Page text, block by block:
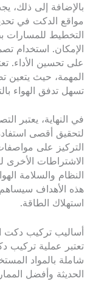
بالإضافة إلى ذلك،
مواقع الدكت في
التخطيط للمسارات
الإمكان. استخدام
على تحسين الأداء.
المهمة، حيث يتعين
تسهل تدفق الهواء
في النهاية، يعتبر
لتحقيق أقصى
التركيز على
الاشتراطات الأخرى
النظام والسلامة
هذه الأهداف
استهلاك الطاقة.
أساليب تركيب دكت
تعتبر عملية تركيب
شاملة بالمواد
الحديثة وأفضل